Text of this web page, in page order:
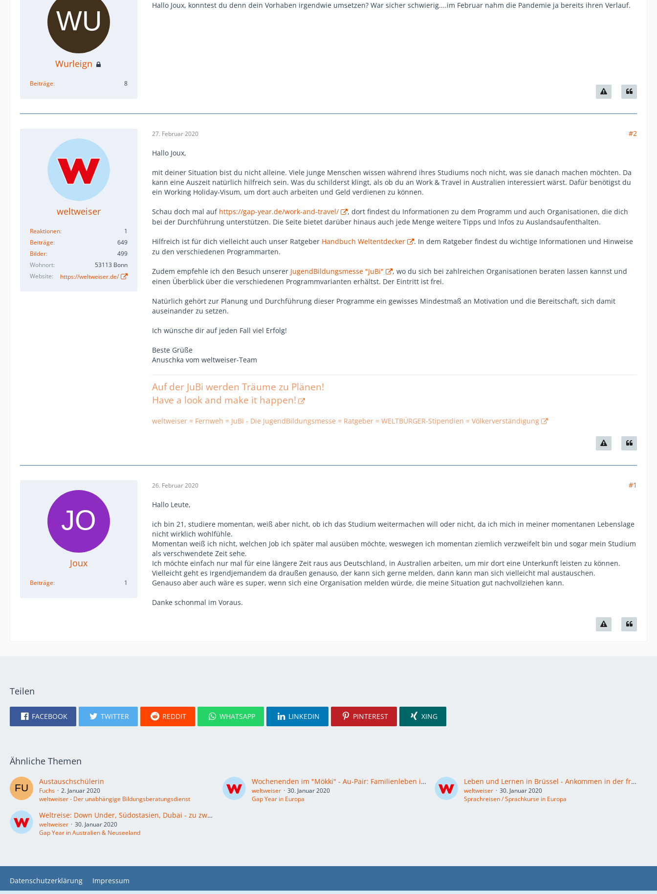
Wurleign
Beiträge 8
Hallo Joux, konntest du denn dein Vorhaben irgendwie umsetzen? War sicher schwierig....im Februar nahm die Pandemie ja bereits ihren Verlauf.
weltweiser
Reaktionen
1
Beiträge
649
Bilder
499
Wohnort
53113 Bonn
Website
https://weltweiser.de/
27. Februar 2020 #2
Hallo Joux,
mit deiner Situation bist du nicht alleine. Viele junge Menschen wissen während ihres Studiums noch nicht, was sie danach machen möchten. Da
kann eine Auszeit natürlich hilfreich sein. Was du schilderst klingt, als ob du an Work & Travel in Australien interessiert wärst. Dafür benötigst du
ein Working Holiday-Visum, um dort auch arbeiten und Geld verdienen zu können.
Schau doch mal auf https://gap-year.de/work-and-travel/
, dort findest du Informationen zu dem Programm und auch Organisationen, die dich
bei der Durchführung unterstützen. Die Seite bietet darüber hinaus auch jede Menge weitere Tipps und Infos zu Auslandsaufenthalten.
Hilfreich ist für dich vielleicht auch unser Ratgeber Handbuch Weltentdecker
. In dem Ratgeber findest du wichtige Informationen und Hinweise
zu den verschiedenen Programmarten.
Zudem empfehle ich den Besuch unserer JugendBildungsmesse "JuBi"
, wo du sich bei zahlreichen Organisationen beraten lassen kannst und
einen Überblick über die verschiedenen Programmvarianten erhältst. Der Eintritt ist frei.
Natürlich gehört zur Planung und Durchführung dieser Programme ein gewisses Mindestmaß an Motivation und die Bereitschaft, sich damit
auseinander zu setzen.
Ich wünsche dir auf jeden Fall viel Erfolg!
Beste Grüße
Anuschka vom weltweiser-Team
Auf der JuBi werden Träume zu Plänen!
Have a look and make it happen!
weltweiser = Fernweh = JuBi - Die JugendBildungsmesse = Ratgeber = WELTBÜRGER-Stipendien = Völkerverständigung
Joux
Beiträge 1
26. Februar 2020 #1
Hallo Leute,
ich bin 21, studiere momentan, weiß aber nicht, ob ich das Studium weitermachen will oder nicht, da ich mich in meiner momentanen Lebenslage
nicht wirklich wohlfühle.
Momentan weiß ich nicht, welchen Job ich später mal ausüben möchte, weswegen ich momentan ziemlich verzweifelt bin und sogar mein Studium
als verschwendete Zeit sehe.
Ich möchte einfach nur mal für eine längere Zeit raus aus Deutschland, in Australien arbeiten, um mir dort eine Unterkunft leisten zu können.
Vielleicht geht es irgendjemandem da draußen genauso, der kann sich gerne melden, dann kann man sich vielleicht mal austauschen.
Genauso aber auch wäre es super, wenn sich eine Organisation melden würde, die meine Situation gut nachvollziehen kann.
Danke schonmal im Voraus.
Teilen
FACEBOOK TWITTER REDDIT WHATSAPP LINKEDIN PINTEREST XING
Ähnliche Themen
Austauschschülerin
Fuchs
2. Januar 2020
weltweiser - Der unabhängige Bildungsberatungsdienst
Wochenenden im "Mökki" - Au-Pair: Familienleben in Finnland
weltweiser
30. Januar 2020
Gap Year in Europa
Leben und Lernen in Brüssel - Ankommen in der französischen Sprache
weltweiser
30. Januar 2020
Sprachreisen / Sprachkurse in Europa
Weltreise: Down Under, Südostasien, Dubai - zu zweit Freiheit und Abenteuer genießen
weltweiser
30. Januar 2020
Gap Year in Australien & Neuseeland
Datenschutzerklärung Impressum